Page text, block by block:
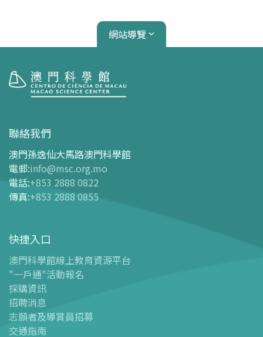
網站導覽
開放時間
交通指南
購票指南
- 網上購票
- 門票及優惠表
導覽圖
- 導覽圖
- 澳科館微定位導覽
場館設施
- 科學館兒童世界
- 展覽中心
聯絡我們
澳門孫逸仙大馬路澳門科學館
電郵:info@msc.org.mo
電話:+853 2888 0822
傳真:+853 2888 0855
快捷入口
澳門科學館線上教育資源平台
"一戶通"活動報名
採購資訊
招聘消息
志願者及導賞員招募
交通指南